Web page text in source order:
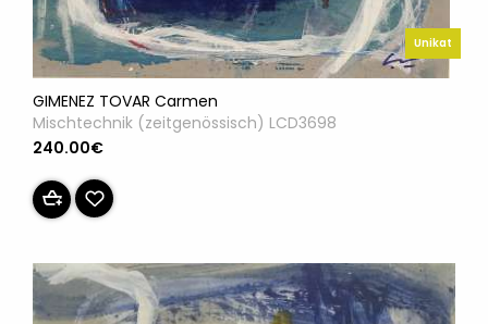
Unikat
GIMENEZ TOVAR Carmen
Mischtechnik (zeitgenössisch) LCD3698
240.00€